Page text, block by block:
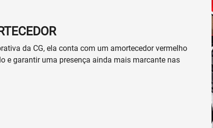
da CG, ela conta com um amortecedor vermelho
e garantir uma presença ainda mais marcante nas